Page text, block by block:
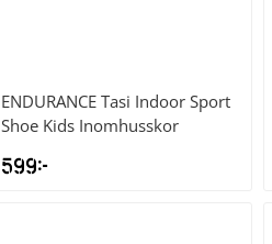
ENDURANCE Tasi Indoor Sport
Shoe Kids Inomhusskor
599kr